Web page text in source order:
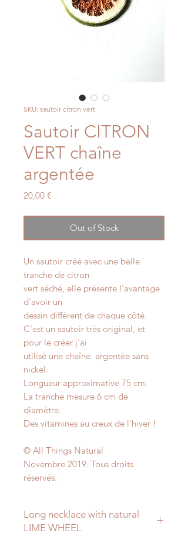
SKU: sautoir citron vert
Sautoir CITRON
VERT chaîne
argentée
20,00 €Price
Out of Stock
Un sautoir créé avec une belle
tranche de citron
vert séché, elle présente l'avantage
d'avoir un
dessin différent de chaque côté.
C'est un sautoir très original, et
pour le créer j'ai
utilisé une chaîne argentée sans
nickel.
Longueur approximative 75 cm.
La tranche mesure 6 cm de
diamètre.
Des vitamines au creux de l'hiver !
© All Things Natural
Novembre 2019. Tous droits
réservés.
Long necklace with natural
LIME WHEEL